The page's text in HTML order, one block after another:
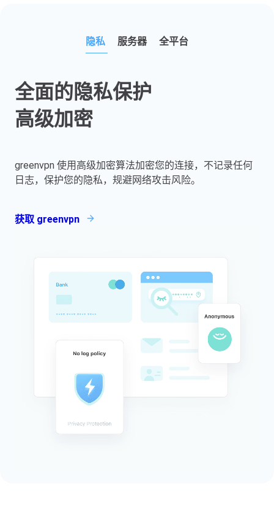
隐私 服务器 全平台
全面的隐私保护
高级加密
greenvpn 使用高级加密算法加密您的连接，不记录任何
日志，保护您的隐私，规避网络攻击风险。
获取 greenvpn